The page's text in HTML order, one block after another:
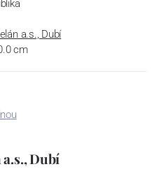
a.s., Dubí
cm
a.s., Dubí